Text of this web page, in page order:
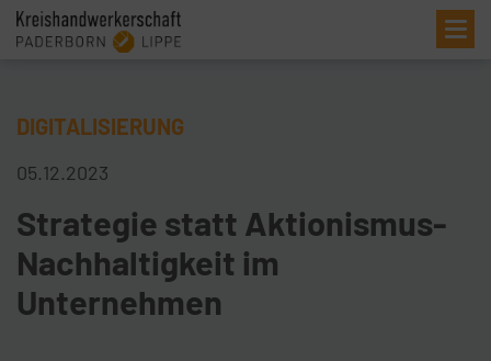
DIGITALISIERUNG
05.12.2023
Strategie statt Aktionismus-
Nachhaltigkeit im
Unternehmen